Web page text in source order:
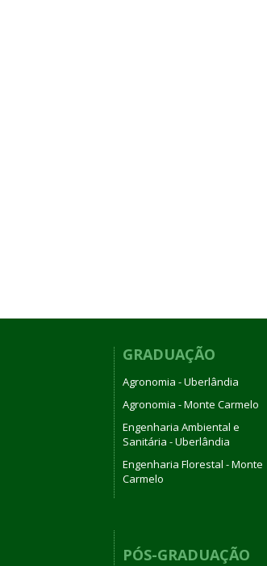
GRADUAÇÃO
Agronomia - Uberlândia
Agronomia - Monte Carmelo
Engenharia Ambiental e
Sanitária - Uberlândia
Engenharia Florestal - Monte
Carmelo
PÓS-GRADUAÇÃO